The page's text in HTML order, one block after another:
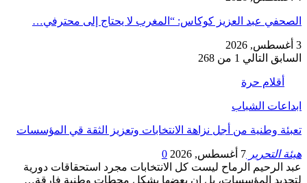
الصحفي عبد العزيز كوكاس: “المغرب لا يحتاج إلى محترفي…
3 أغسطس, 2026
السابق التالي 1 من 268
أقلام حرة
ابداعات الشباب
تعبئة وطنية من أجل نزاهة الانتخابات وتعزيز الثقة قي المؤسسات
هيئة التحرير 7 أغسطس, 2026
0
عبد الرحيم الرماح ليست كل الانتخابات مجرد استحقاقات دورية
لتجديد المؤسسات، بل إن بعضها يشكل محطات وطنية فارقة…